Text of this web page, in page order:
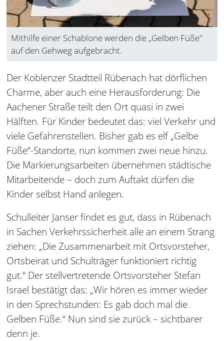
Mithilfe einer Schablone werden die „Gelben Füße"
auf den Gehweg aufgebracht.
Der Koblenzer Stadtteil Rübenach hat dörflichen
Charme, aber auch eine Herausforderung: Die
Aachener Straße teilt den Ort quasi in zwei
Hälften. Für Kinder bedeutet das: viel Verkehr und
viele Gefahrenstellen. Bisher gab es elf „Gelbe
Füße“-Standorte, nun kommen zwei neue hinzu.
Die Markierungsarbeiten übernehmen städtische
Mitarbeitende – doch zum Auftakt dürfen die
Kinder selbst Hand anlegen.
Schulleiter Janser findet es gut, dass in Rübenach
in Sachen Verkehrssicherheit alle an einem Strang
ziehen: „Die Zusammenarbeit mit Ortsvorsteher,
Ortsbeirat und Schulträger funktioniert richtig
gut.“ Der stellvertretende Ortsvorsteher Stefan
Israel bestätigt das: „Wir hören es immer wieder
in den Sprechstunden: Es gab doch mal die
Gelben Füße.“ Nun sind sie zurück – sichtbarer
denn je.